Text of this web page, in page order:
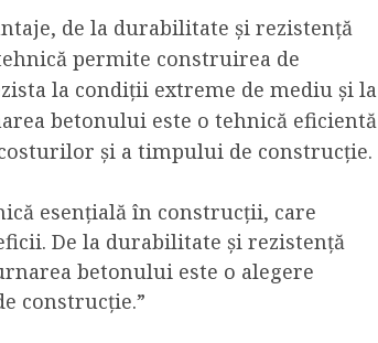
de la durabilitate și rezistență
permite construirea de
la condiții extreme de mediu și la
betonului este o tehnică eficientă
și a timpului de construcție.
esențială în construcții, care
De la durabilitate și rezistență
betonului este o alegere
construcție.”